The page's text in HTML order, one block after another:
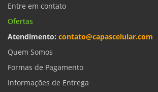
Entre em contato
Ofertas
Atendimento: contato@capascelular.com
Quem Somos
Formas de Pagamento
Informações de Entrega